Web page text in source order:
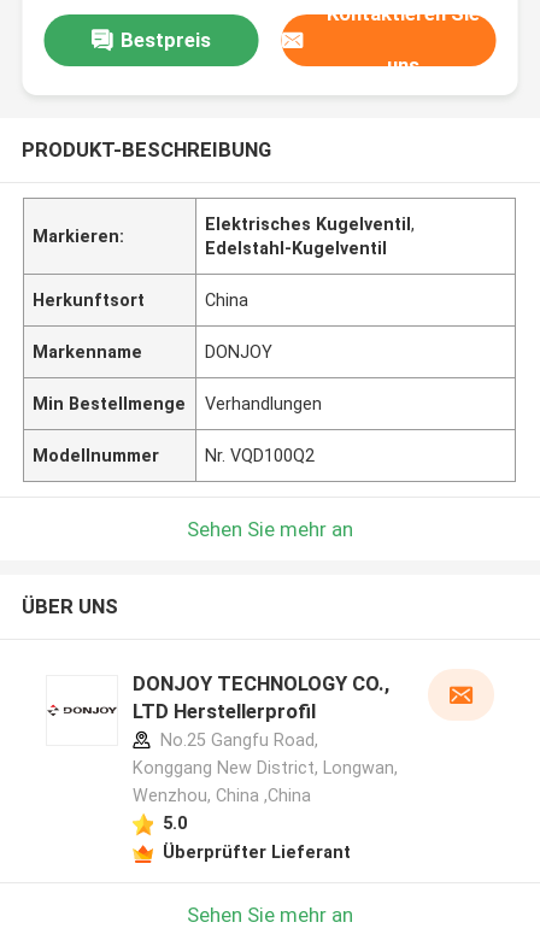
Bestpreis
Kontaktieren Sie
uns
PRODUKT-BESCHREIBUNG
Markieren:
Elektrisches Kugelventil,
Edelstahl-Kugelventil
Herkunftsort China
Markenname DONJOY
Min Bestellmenge Verhandlungen
Modellnummer Nr. VQD100Q2
Sehen Sie mehr an
ÜBER UNS
DONJOY TECHNOLOGY CO.,
LTD Herstellerprofil
No.25 Gangfu Road,
Konggang New District, Longwan,
Wenzhou, China ,China
5.0
Überprüfter Lieferant
Sehen Sie mehr an